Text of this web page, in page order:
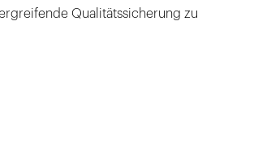
Qualitätssicherung zu